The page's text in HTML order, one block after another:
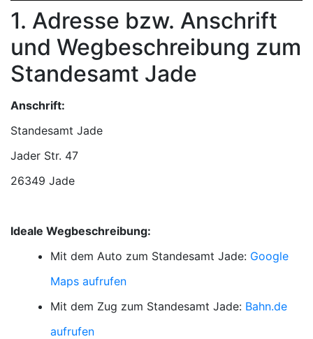
1. Adresse bzw. Anschrift
und Wegbeschreibung zum
Standesamt Jade
Anschrift:
Standesamt Jade
26349 Jade
Ideale Wegbeschreibung:
Mit dem Auto zum Standesamt Jade: Google
Maps aufrufen
Mit dem Zug zum Standesamt Jade: Bahn.de
aufrufen